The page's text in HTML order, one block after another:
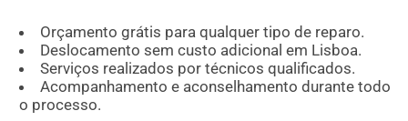
Orçamento grátis para qualquer tipo de reparo.
Deslocamento sem custo adicional em Lisboa.
Serviços realizados por técnicos qualificados.
Acompanhamento e aconselhamento durante todo
o processo.